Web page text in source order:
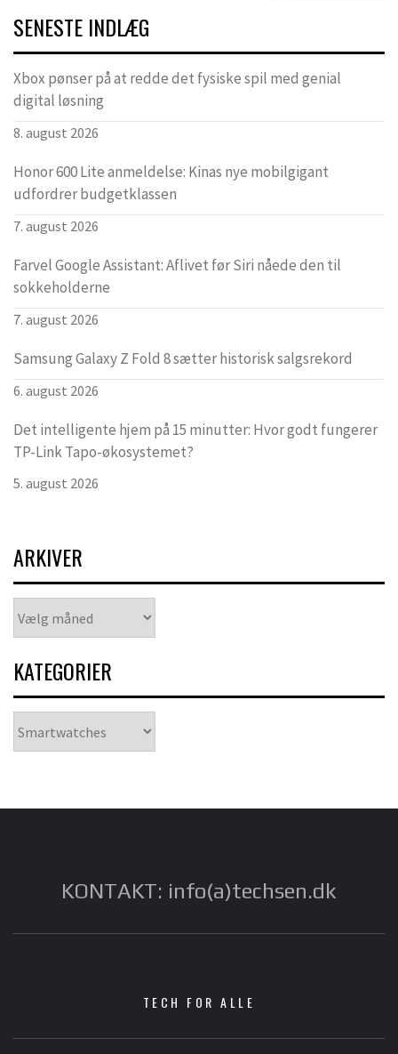
SENESTE INDLÆG
Xbox pønser på at redde det fysiske spil med genial
digital løsning
8. august 2026
Honor 600 Lite anmeldelse: Kinas nye mobilgigant
udfordrer budgetklassen
7. august 2026
Farvel Google Assistant: Aflivet før Siri nåede den til
sokkeholderne
7. august 2026
Samsung Galaxy Z Fold 8 sætter historisk salgsrekord
6. august 2026
Det intelligente hjem på 15 minutter: Hvor godt fungerer
TP-Link Tapo-økosystemet?
5. august 2026
ARKIVER
KATEGORIER
KONTAKT: info(a)techsen.dk
TECH FOR ALLE